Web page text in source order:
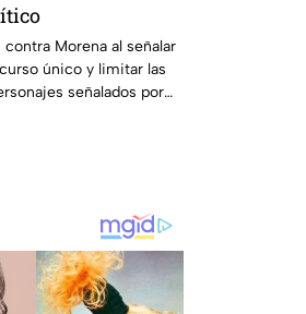
Morena al señalar
único y limitar las
señalados por
de la 4T.